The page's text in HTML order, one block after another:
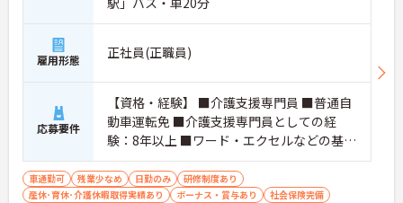
雇用形態 正社員(正職員)
応募要件
【資格・経験】 ■介護支援専門員 ■普通自
動車運転免 ■介護支援専門員としての経
験：8年以上 ■ワード・エクセルなどの基本
的PC操作
車通勤可 残業少なめ 日勤のみ
研修制度あり
産休･育休･介護休暇取得実績あり
ボーナス・賞与あり
社会保険完備